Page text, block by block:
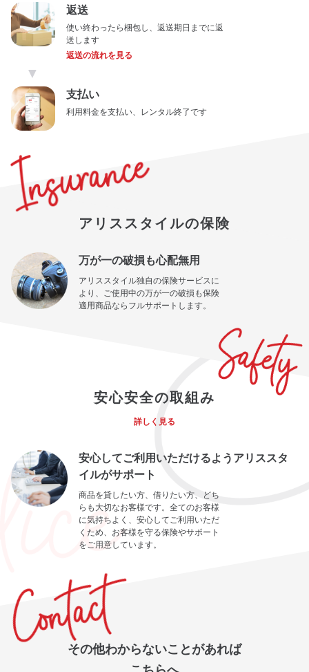
返送
使い終わったら梱包し、返送期日までに返
送します
返送の流れを見る
▼
支払い
利用料金を支払い、レンタル終了です
アリススタイルの保険
万が一の破損も心配無用
アリススタイル独自の保険サービスに
より、ご使用中の万が一の破損も保険
適用商品ならフルサポートします。
安心安全の取組み
詳しく見る
安心してご利用いただけるようアリススタ
イルがサポート
商品を貸したい方、借りたい方、どち
らも大切なお客様です。全てのお客様
に気持ちよく、安心してご利用いただ
くため、お客様を守る保険やサポート
をご用意しています。
その他わからないことがあれば